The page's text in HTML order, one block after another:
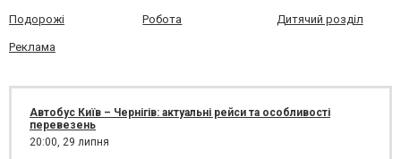
Подорожі Робота Дитячий розділ
Реклама
Автобус Київ – Чернігів: актуальні рейси та особливості
перевезень
20:00, 29 липня